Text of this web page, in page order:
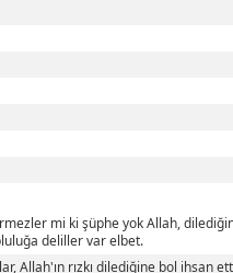
mi ki şüphe yok Allah,
deliller var elbet.
Allah'ın rızkı dilediğine bol ihsan